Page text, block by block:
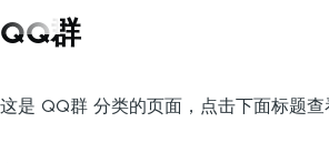
包
QQ群
这是 QQ群 分类的页面，点击下面标题查